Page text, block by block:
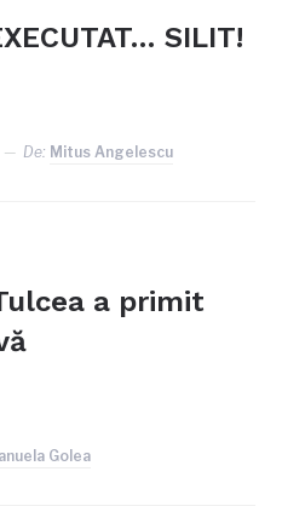
SILIT!
De: Mitus Angelescu
a primit
Golea